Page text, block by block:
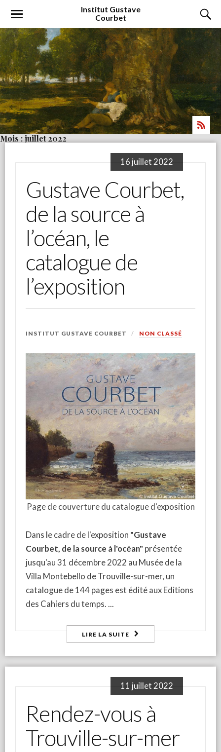
Institut Gustave
Courbet
Mois : juillet 2022
16 juillet 2022
Gustave Courbet,
de la source à
l’océan, le
catalogue de
l’exposition
INSTITUT GUSTAVE COURBET NON CLASSÉ
Page de couverture du catalogue d'exposition
Dans le cadre de l'exposition "Gustave
Courbet, de la source à l'océan" présentée
jusqu'au 31 décembre 2022 au Musée de la
Villa Montebello de Trouville-sur-mer, un
catalogue de 144 pages est édité aux Editions
des Cahiers du temps.
LIRE LA SUITE
11 juillet 2022
Rendez-vous à
Trouville-sur-mer